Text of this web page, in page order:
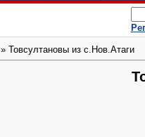
» Товсултановы из с.Нов.Атаги